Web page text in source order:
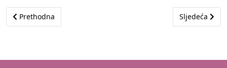
Prethodni članak: Kupujmo i koristimo domaće: Na Sajmu
Prethodna Sljedeći
Sljedeća